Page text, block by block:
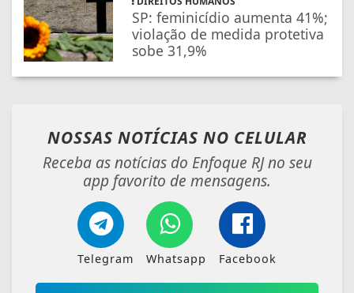
SP: feminicídio aumenta 41%;
violação de medida protetiva
sobe 31,9%
NOSSAS NOTÍCIAS NO CELULAR
Receba as notícias do Enfoque RJ no seu
app favorito de mensagens.
Telegram Whatsapp Facebook